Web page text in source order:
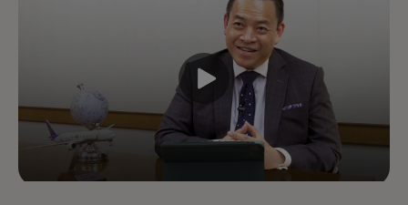
σε όλο τον κύκλο ζωής — με την
υποστήριξη κορυφαίων ειδικών,
δεδομένων και τεχνολογίας στον